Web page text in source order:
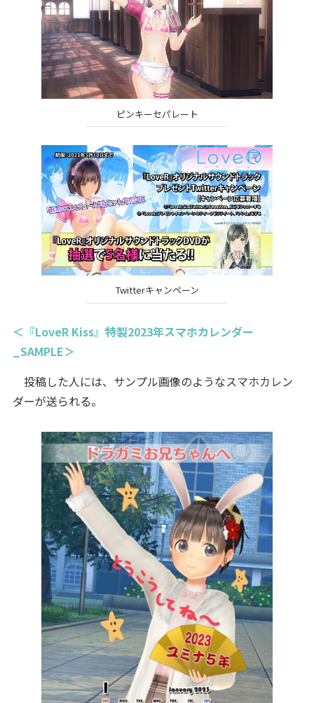
ピンキーセパレート
Twitterキャンペーン
＜『LoveR Kiss』特製2023年スマホカレンダー
_SAMPLE＞
投稿した人には、サンプル画像のようなスマホカレン
ダーが送られる。